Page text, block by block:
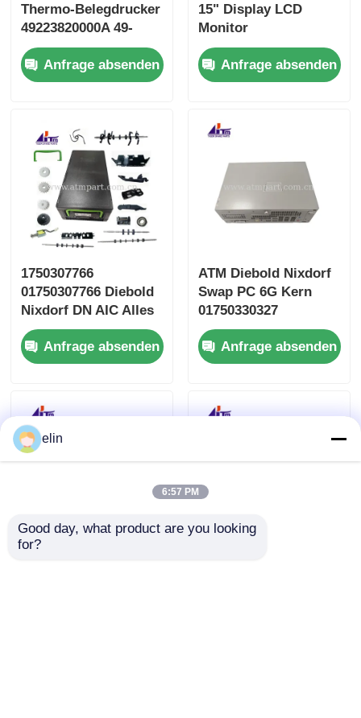
Thermo-Belegdrucker
49223820000A 49-
223820-000A
Anfrage absenden
15" Display LCD
Monitor
49201788000G 49-
201788-000G
Anfrage absenden
1750307766
01750307766 Diebold
Nixdorf DN AIC Alles
auf Kassette
Anfrage absenden
ATM Diebold Nixdorf
Swap PC 6G Kern
01750330327
1750330327
Anfrage absenden
elin
6:57 PM
Good day, what product are you looking
for?